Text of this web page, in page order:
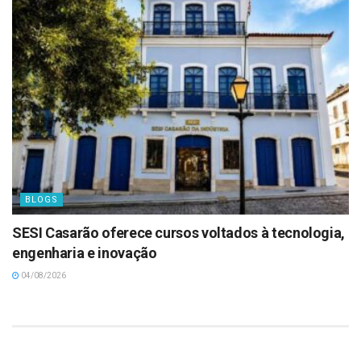
BLOGS
SESI Casarão oferece cursos voltados à tecnologia,
engenharia e inovação
04/08/2026